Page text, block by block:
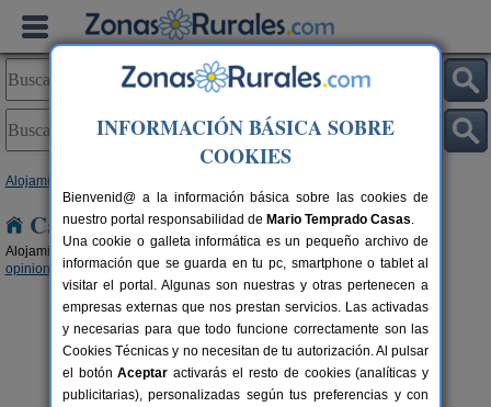
Alojamientos
Casas Rurales en Córdoba
Alojamientos rurales para disfrutar del turismo rural en Córdoba (
opiniones,7 con reserva online,4 con disponibilidad .)
INFORMACIÓN BÁSICA SOBRE
COOKIES
Bienvenid@ a la información básica sobre las cookies de
nuestro portal responsabilidad de Mario Temprado Casas.
Una cookie o galleta informática es un pequeño archivo de
información que se guarda en tu pc, smartphone o tablet al
visitar el portal. Algunas son nuestras y otras pertenecen a
empresas externas que nos prestan servicios. Las activadas
y necesarias para que todo funcione correctamente son las
Cookies Técnicas y no necesitan de tu autorización. Al pulsar
el botónAceptar activarás el resto de cookies (analíticas y
publicitarias), personalizadas según tus preferencias y con